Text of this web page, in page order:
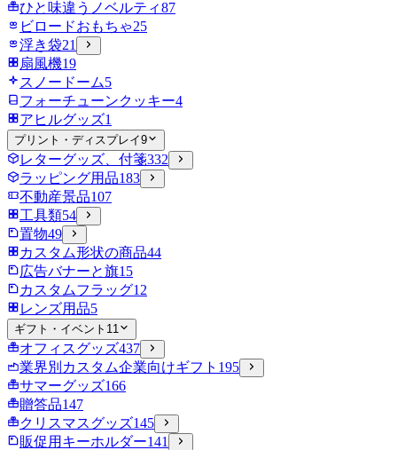
ひと味違うノベルティ87
ビロードおもちゃ25
浮き袋21
扇風機19
スノードーム5
フォーチューンクッキー4
アヒルグッズ1
プリント・ディスプレイ9
レターグッズ、付箋332
ラッピング用品183
不動産景品107
工具類54
置物49
カスタム形状の商品44
広告バナーと旗15
カスタムフラッグ12
レンズ用品5
ギフト・イベント 11
オフィスグッズ437
業界別カスタム企業向けギフト 195
サマーグッズ166
贈答品147
クリスマスグッズ145
販促用キーホルダー141